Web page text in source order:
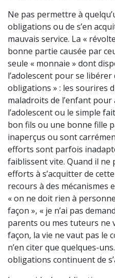
Ne pas permettre à
obligations ou de s’en
mauvais service. La «
bonne partie causée par
seule « monnaie » dont
l’adolescent pour se libérer
obligations » : les sourires
maladroits de l’enfant
l’adolescent ou le simple
bon fils ou une bonne fille
inaperçus ou sont
efforts sont parfois
faiblissent vite. Quand il ne
efforts à s’acquitter de
recours à des mécanismes
« on ne doit rien à
façon », « je n’ai pas
parents ou mes tuteurs ne
façon, la vie ne vaut pas le
n’en citer que quelques-
obligations continuent de